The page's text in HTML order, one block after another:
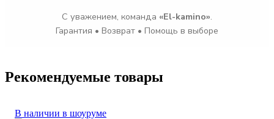
С уважением, команда «El-kamino».
Гарантия • Возврат • Помощь в выборе
Рекомендуемые товары
В наличии в шоуруме